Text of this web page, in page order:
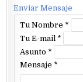
Enviar Mensaje
Tu Nombre *
Tu E-mail *
Asunto *
Mensaje *